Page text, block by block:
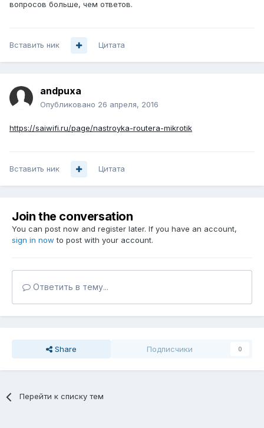
вопросов больше, чем ответов.
Вставить ник Цитата
andpuxa
Опубликовано 26 апреля, 2016
https://saiwifi.ru/page/nastroyka-routera-mikrotik
Вставить ник Цитата
Join the conversation
You can post now and register later. If you have an account,
sign in now to post with your account.
Ответить в тему...
Share Подписчики 0
Перейти к списку тем